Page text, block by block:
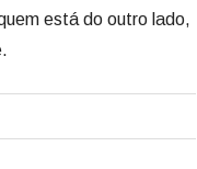
está do outro lado,